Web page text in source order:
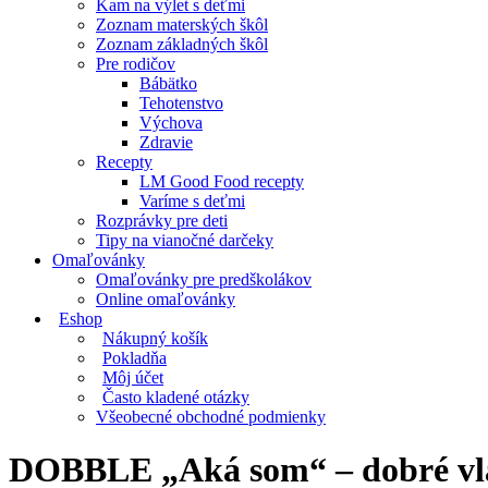
Kam na výlet s deťmi
Zoznam materských škôl
Zoznam základných škôl
Pre rodičov
Bábätko
Tehotenstvo
Výchova
Zdravie
Recepty
LM Good Food recepty
Varíme s deťmi
Rozprávky pre deti
Tipy na vianočné darčeky
Omaľovánky
Omaľovánky pre predškolákov
Online omaľovánky
Eshop
Nákupný košík
Pokladňa
Môj účet
Často kladené otázky
Všeobecné obchodné podmienky
DOBBLE „Aká som“ – dobré